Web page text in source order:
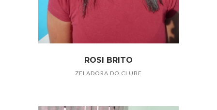
ROSI BRITO
ZELADORA DO CLUBE